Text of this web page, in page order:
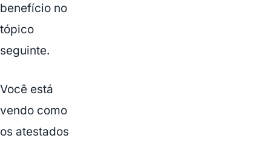
benefício no
tópico
seguinte.
Você está
vendo como
os atestados